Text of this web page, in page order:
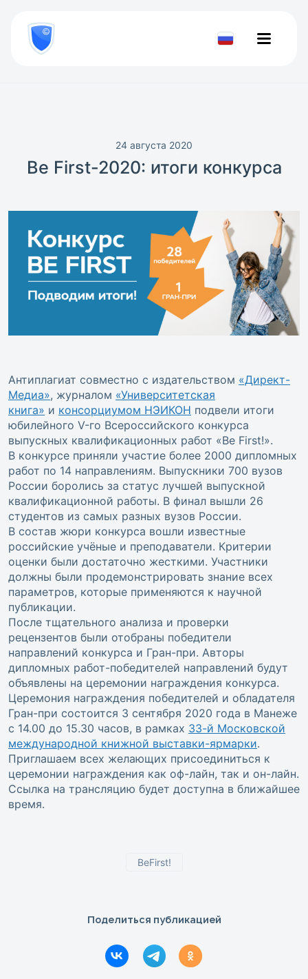
800
777-
81-Проверить
24 августа 2020
Bе First-2020: итоги конкурса
Антиплагиат совместно с издательством «Директ-
Медиа», журналом «Университетская
книга» и консорциумом НЭИКОН подвели итоги
юбилейного V-го Всероссийского конкурса
выпускных квалификационных работ «Be First!».
В конкурсе приняли участие более 2000 дипломных
работ по 14 направлениям. Выпускники 700 вузов
России боролись за статус лучшей выпускной
квалификационной работы. В финал вышли 26
студентов из самых разных вузов России.
В состав жюри конкурса вошли известные
российские учёные и преподаватели. Критерии
оценки были достаточно жесткими. Участники
должны были продемонстрировать знание всех
параметров, которые применяются к научной
публикации.
После тщательного анализа и проверки
рецензентов были отобраны победители
направлений конкурса и Гран-при. Авторы
дипломных работ-победителей направлений будут
объявлены на церемонии награждения конкурса.
Церемония награждения победителей и обладателя
Гран-при состоится 3 сентября 2020 года в Манеже
с 14.00 до 15.30 часов, в рамках 33-й Московской
международной книжной выставки-ярмарки.
Приглашаем всех желающих присоединиться к
церемонии награждения как оф-лайн, так и он-лайн.
Ссылка на трансляцию будет доступна в ближайшее
время.
BeFirst!
Поделиться публикацией